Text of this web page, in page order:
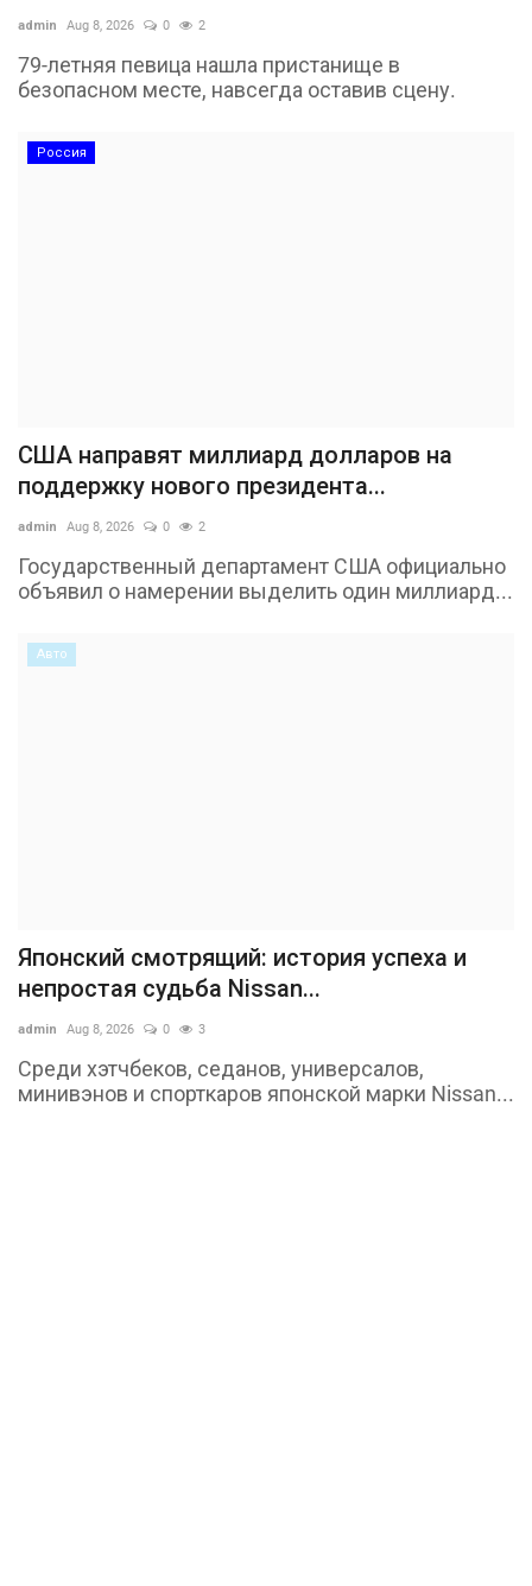
admin Aug 8, 2026 0 2
79-летняя певица нашла пристанище в
безопасном месте, навсегда оставив сцену.
Россия
США направят миллиард долларов на
поддержку нового президента...
admin Aug 8, 2026 0 2
Государственный департамент США официально
объявил о намерении выделить один миллиард...
Авто
Японский смотрящий: история успеха и
непростая судьба Nissan...
admin Aug 8, 2026 0 3
Среди хэтчбеков, седанов, универсалов,
минивэнов и спорткаров японской марки Nissan...